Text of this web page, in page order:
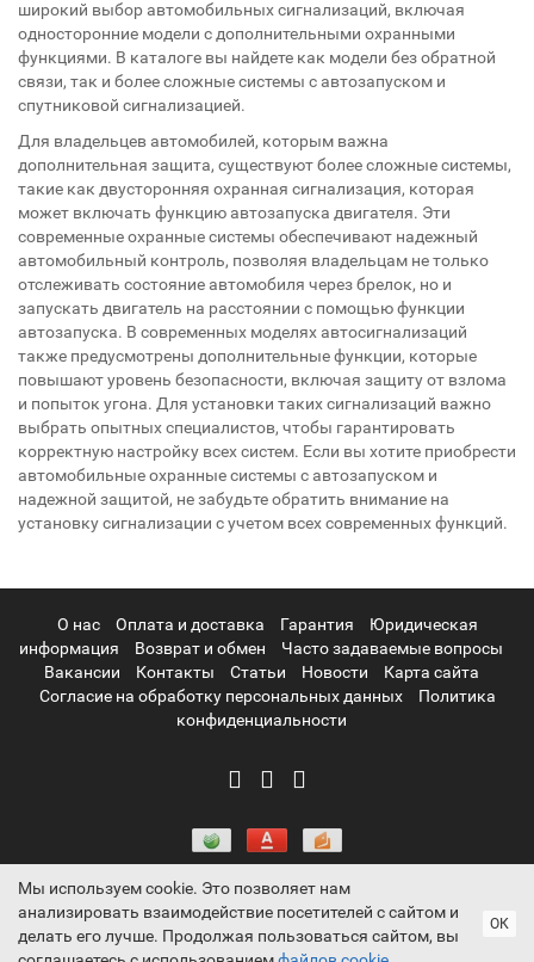
широкий выбор автомобильных сигнализаций, включая
односторонние модели с дополнительными охранными
функциями. В каталоге вы найдете как модели без обратной
связи, так и более сложные системы с автозапуском и
спутниковой сигнализацией.
Для владельцев автомобилей, которым важна
дополнительная защита, существуют более сложные системы,
такие как двусторонняя охранная сигнализация, которая
может включать функцию автозапуска двигателя. Эти
современные охранные системы обеспечивают надежный
автомобильный контроль, позволяя владельцам не только
отслеживать состояние автомобиля через брелок, но и
запускать двигатель на расстоянии с помощью функции
автозапуска. В современных моделях автосигнализаций
также предусмотрены дополнительные функции, которые
повышают уровень безопасности, включая защиту от взлома
и попыток угона. Для установки таких сигнализаций важно
выбрать опытных специалистов, чтобы гарантировать
корректную настройку всех систем. Если вы хотите приобрести
автомобильные охранные системы с автозапуском и
надежной защитой, не забудьте обратить внимание на
установку сигнализации с учетом всех современных функций.
О нас Оплата и доставка Гарантия
Юридическая
информация
Возврат и обмен
Часто задаваемые вопросы
Вакансии
Контакты Статьи Новости
Карта сайта
Согласие на обработку персональных данных
Политика
конфиденциальности
Информация на сайте носит ознакомительный характер и не
является публичной офертой, определяемой положениями
Мы используем cookie. Это позволяет нам
анализировать взаимодействие посетителей с сайтом и
делать его лучше. Продолжая пользоваться сайтом, вы
ОК